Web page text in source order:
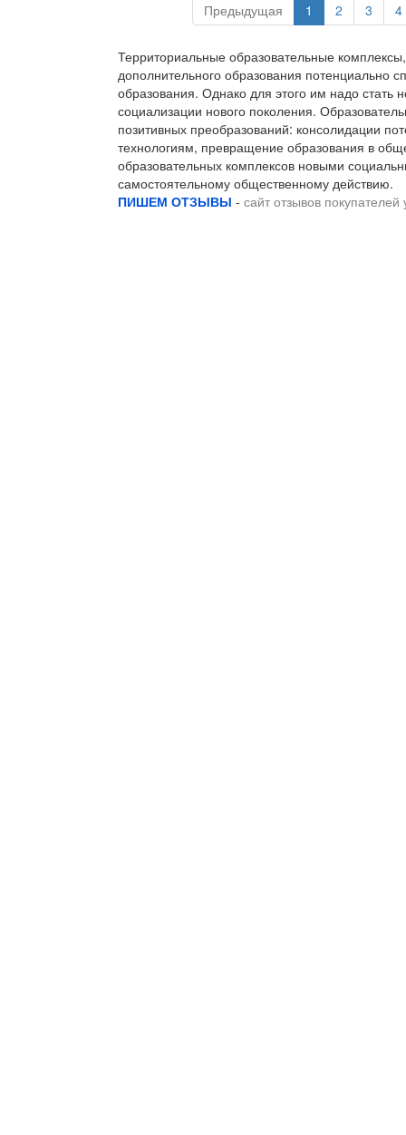
Предыдущая 1 2 3 4
Территориальные образовательные
дополнительного образования потенциально
образования. Однако для этого им надо стать
социализации нового поколения.
позитивных преобразований: консолидации
технологиям, превращение образования в
образовательных комплексов новыми
самостоятельному общественному действию.
ПИШЕМ ОТЗЫВЫ - сайт отзывов покупателей